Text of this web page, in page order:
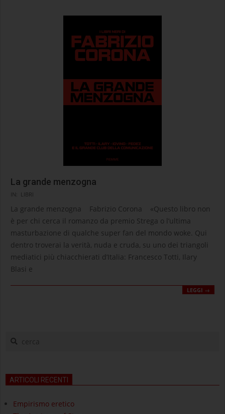
La grande menzogna
2025-
02-
20
IN: LIBRI
La grande menzogna Fabrizio Corona «Questo libro non
è per chi cerca il romanzo da premio Strega o l’ultima
masturbazione di qualche super fan del mondo woke. Qui
dentro troverai la verità, nuda e cruda, su uno dei triangoli
mediatici più chiacchierati d’Italia: Francesco Totti, Ilary
Blasi e
LEGGI →
cerca
ARTICOLI RECENTI
Empirismo eretico